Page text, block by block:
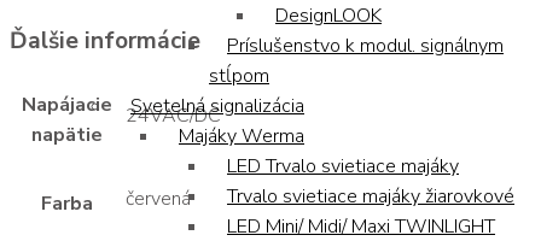
DesignLOOK
Príslušenstvo k modul. signálnym
stĺpom
Svetelná signalizácia
Majáky Werma
LED Trvalo svietiace majáky
Trvalo svietiace majáky žiarovkové
LED Mini/ Midi/ Maxi TWINLIGHT
Ďalšie informácie
Napájacie
napätie
24VAC/DC
Farba červená